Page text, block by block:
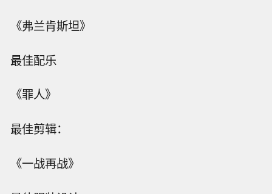
《弗兰肯斯坦》
最佳配乐
《罪人》
最佳剪辑：
《一战再战》